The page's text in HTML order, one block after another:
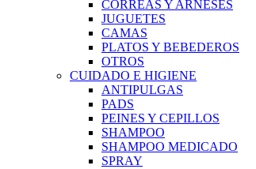
CORREAS Y ARNESES
JUGUETES
CAMAS
PLATOS Y BEBEDEROS
OTROS
CUIDADO E HIGIENE
ANTIPULGAS
PADS
PEINES Y CEPILLOS
SHAMPOO
SHAMPOO MEDICADO
SPRAY